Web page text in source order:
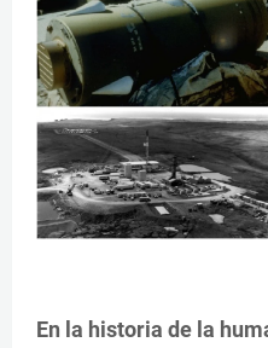
En la historia de la